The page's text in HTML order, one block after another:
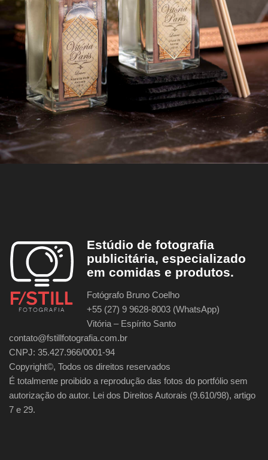
Estúdio de fotografia
publicitária, especializado
em comidas e produtos.
Fotógrafo Bruno Coelho
+55 (27) 9 9628-8003 (WhatsApp)
Vitória – Espírito Santo
contato@fstillfotografia.com.br
CNPJ: 35.427.966/0001-94
Copyright©, Todos os direitos reservados
É totalmente proibido a reprodução das fotos do portfólio sem
autorização do autor. Lei dos Direitos Autorais (9.610/98), artigo
7 e 29.